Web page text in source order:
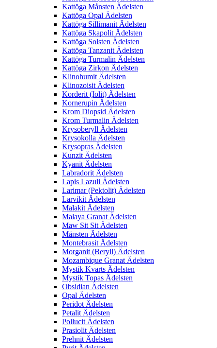
Kattöga Månsten Ädelsten
Kattöga Opal Ädelsten
Kattöga Sillimanit Ädelsten
Kattöga Skapolit Ädelsten
Kattöga Solsten Ädelsten
Kattöga Tanzanit Ädelsten
Kattöga Turmalin Ädelsten
Kattöga Zirkon Ädelsten
Klinohumit Ädelsten
Klinozoisit Ädelsten
Korderit (Iolit) Ädelsten
Kornerupin Ädelsten
Krom Diopsid Ädelsten
Krom Turmalin Ädelsten
Krysoberyll Ädelsten
Krysokolla Ädelsten
Krysopras Ädelsten
Kunzit Ädelsten
Kyanit Ädelsten
Labradorit Ädelsten
Lapis Lazuli Ädelsten
Larimar (Pektolit) Ädelsten
Larvikit Ädelsten
Malakit Ädelsten
Malaya Granat Ädelsten
Maw Sit Sit Ädelsten
Månsten Ädelsten
Montebrasit Ädelsten
Morganit (Beryll) Ädelsten
Mozambique Granat Ädelsten
Mystik Kvarts Ädelsten
Mystik Topas Ädelsten
Obsidian Ädelsten
Opal Ädelsten
Peridot Ädelsten
Petalit Ädelsten
Pollucit Ädelsten
Prasiolit Ädelsten
Prehnit Ädelsten